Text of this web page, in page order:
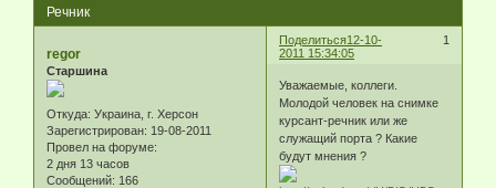
Речник
Поделиться 1
12-10-
2011 15:34:05
regor
Старшина
Откуда: Украина, г. Херсон
Зарегистрирован: 19-08-2011
Провел на форуме:
2 дня 13 часов
Сообщений: 166
Уважаемые, коллеги.
Молодой человек на снимке
курсант-речник или же
служащий порта ? Какие
будут мнения ?